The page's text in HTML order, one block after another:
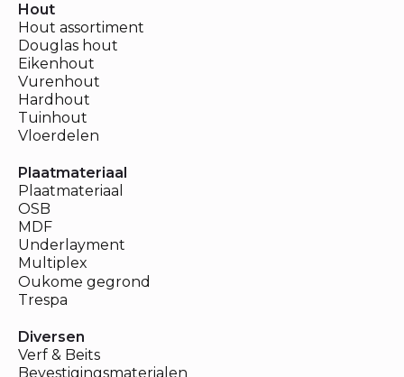
Hout
Hout assortiment
Douglas hout
Eikenhout
Vurenhout
Hardhout
Tuinhout
Vloerdelen
Plaatmateriaal
Plaatmateriaal
OSB
MDF
Underlayment
Multiplex
Oukome gegrond
Trespa
Diversen
Verf & Beits
Bevestigingsmaterialen